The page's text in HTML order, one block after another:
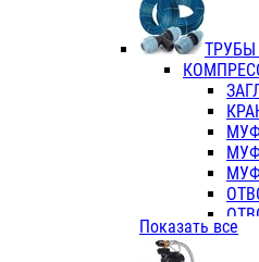
Хоз.
ЭЛ.
Показать все